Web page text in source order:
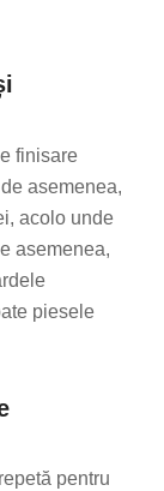
finisare
asemenea,
acolo unde
asemenea,
piesele
pentru